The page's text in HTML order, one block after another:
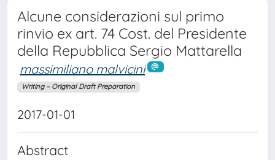
Alcune considerazioni sul primo
rinvio ex art. 74 Cost. del Presidente
della Repubblica Sergio Mattarella
massimiliano malvicini
Writing – Original Draft Preparation
2017-01-01
Abstract